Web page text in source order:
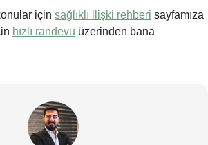
için sağlıklı ilişki rehberi sayfamıza
hızlı randevu üzerinden bana